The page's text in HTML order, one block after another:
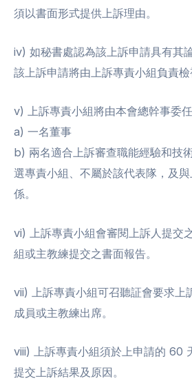
須以書面形式提供上訴理由。
iv) 如秘書處認為該上訴申請具有其
該上訴申請將由上訴專責小組負責檢
v) 上訴專責小組將由本會總幹事委
a) 一名董事
b) 兩名適合上訴審查職能經驗和技
選專責小組、不屬於該代表隊，及
係。
vi) 上訴專責小組會審閱上訴人提交
組或主教練提交之書面報告。
vii) 上訴專責小組可召聽証會要求上
成員或主教練出席。
viii) 上訴專責小組須於上申請的 60
提交上訴結果及原因。